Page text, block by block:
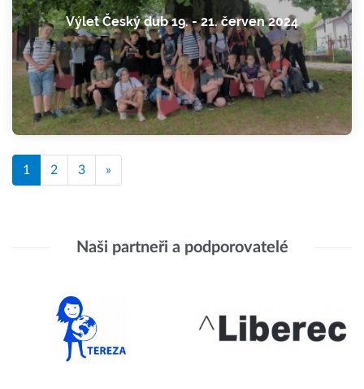
Výlet Český dub 19. - 21. červen 2024
1 2 3 »
Naši partneři a podporovatelé